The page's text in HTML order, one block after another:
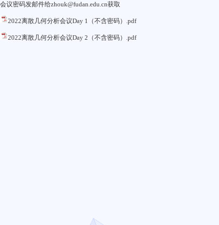
会议密码发邮件给zhouk@fudan.edu.cn获取
2022离散几何分析会议Day 1（不含密码）.pdf
2022离散几何分析会议Day 2（不含密码）.pdf